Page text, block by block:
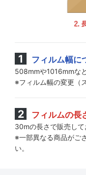
フィルム幅に
508mmや1016mmな
※フィルム幅の変更（
フィルムの長
30mの長さで販売して
※一部異なる商品がご
い。